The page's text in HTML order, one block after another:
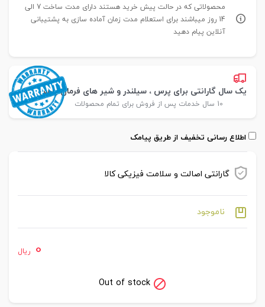
محصولاتی که در حالت پیش خرید هستند دارای مدت ساخت 7 الی
14 روز میباشند برای استعلام مدت زمان آماده سازی به پشتیبانی
آنلاین پیام دهید
یک سال گارانتی برای پرس ، سیلندر و شیر های فرمان پارس
10 سال خدمات پس از فروش برای تمام محصولات
اطلاع رسانی تخفیف از طریق پیامک
گارانتی اصالت و سلامت فیزیکی کالا
ناموجود
0 ریال
Out of stock